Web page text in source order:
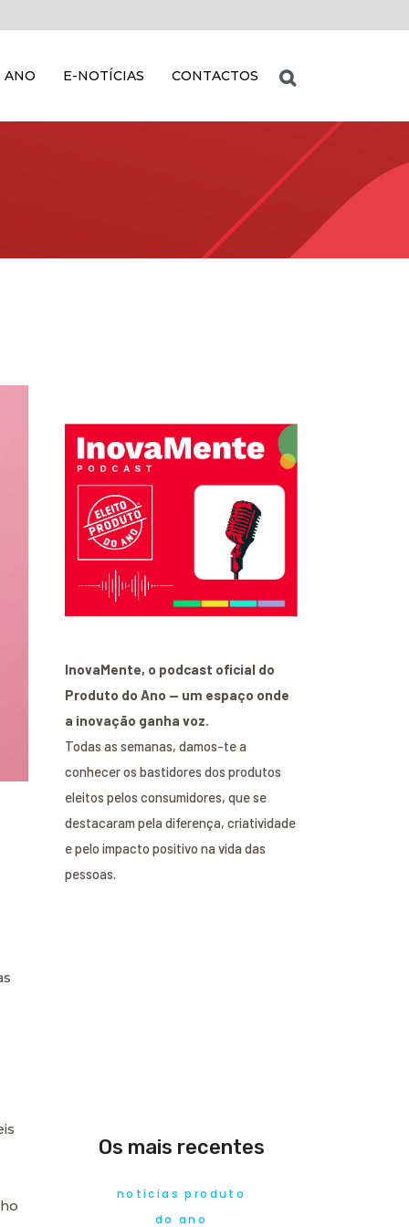
ANO E-NOTÍCIAS CONTACTOS
InovaMente, o podcast oficial do
Produto do Ano — um espaço onde
a inovação ganha voz.
Todas as semanas, damos-te a
conhecer os bastidores dos produtos
eleitos pelos consumidores, que se
destacaram pela diferença, criatividade
e pelo impacto positivo na vida das
pessoas.
Os mais recentes
notícias produto
do ano